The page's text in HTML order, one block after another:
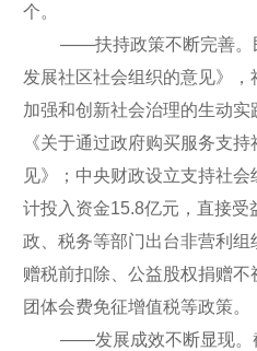
个。
——扶持政策不断完善。
发展社区社会组织的意见》
加强和创新社会治理的生动
《关于通过政府购买服务支
见》；中央财政设立支持社
计投入资金15.8亿元，直接
政、税务等部门出台非营利
赠税前扣除、公益股权捐赠
团体会费免征增值税等政策。
——发展成效不断显现。